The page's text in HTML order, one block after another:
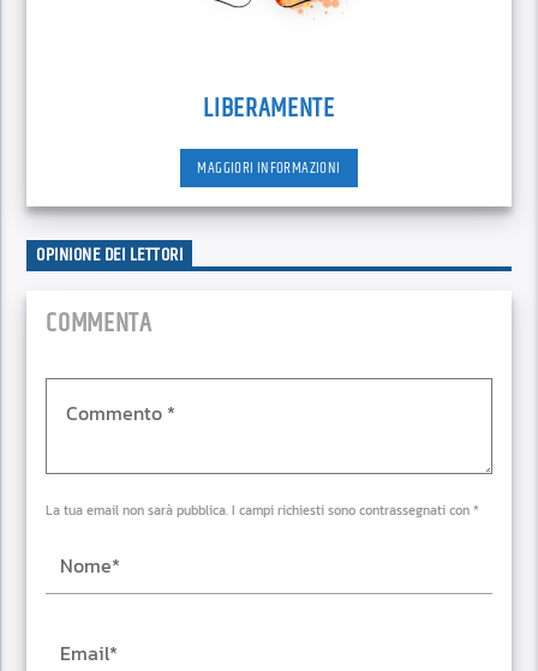
LIBERAMENTE
MAGGIORI INFORMAZIONI
OPINIONE DEI LETTORI
COMMENTA
La tua email non sarà pubblica. I campi richiesti sono contrassegnati con *